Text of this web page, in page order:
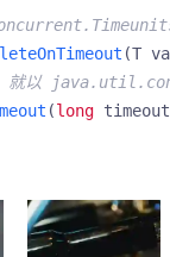
(T
就以
(long timeout